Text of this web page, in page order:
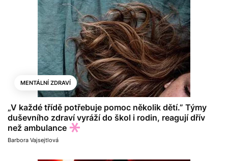
MENTÁLNÍ ZDRAVÍ
„V každé třídě potřebuje pomoc několik dětí.” Týmy
duševního zdraví vyráží do škol i rodin, reagují dřív
než ambulance
Barbora Vajsejtlová